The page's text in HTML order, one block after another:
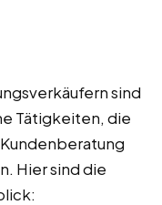
sind
Tätigkeiten, die
Hier sind die